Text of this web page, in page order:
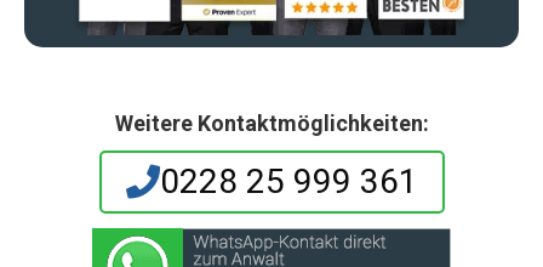
Weitere Kontaktmöglichkeiten:
0228 25 999 361